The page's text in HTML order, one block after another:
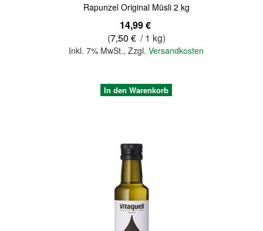
Rapunzel Original Müsli 2 kg
14,99 €
(7,50 € / 1 kg)
Inkl. 7% MwSt.,Zzgl.Versandkosten
In den Warenkorb